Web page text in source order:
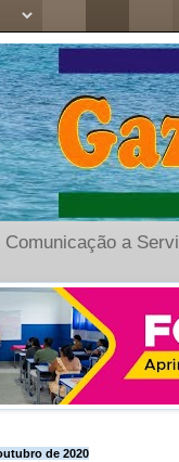
Comunicação a
de 2020